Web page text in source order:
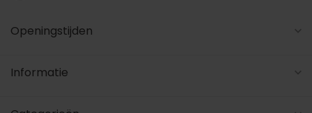
Openingstijden
Informatie